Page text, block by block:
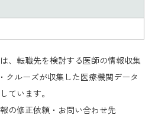
、転職先を検討する医師の情報収集
クルーズが収集した医療機関データ
ています。
の修正依頼・お問い合わせ先